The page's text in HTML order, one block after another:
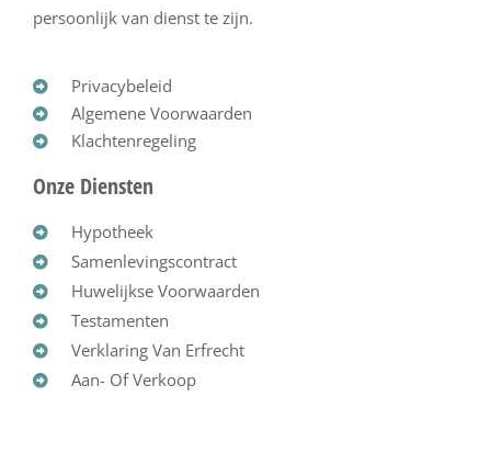
persoonlijk van dienst te zijn.
Privacybeleid
Algemene Voorwaarden
Klachtenregeling
Onze Diensten
Hypotheek
Samenlevingscontract
Huwelijkse Voorwaarden
Testamenten
Verklaring Van Erfrecht
Aan- Of Verkoop